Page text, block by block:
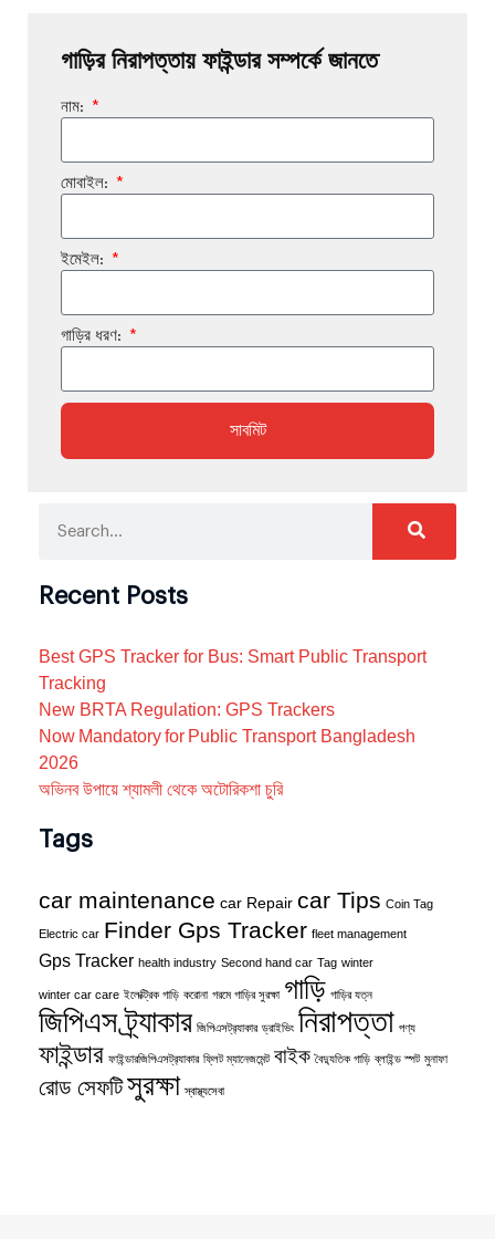
গাড়ির নিরাপত্তায় ফাইন্ডার সম্পর্কে জানতে
নাম:
মোবাইল:
ইমেইল:
গাড়ির ধরণ:
সাবমিট
Recent Posts
Best GPS Tracker for Bus: Smart Public Transport
Tracking
New BRTA Regulation: GPS Trackers
Now Mandatory for Public Transport Bangladesh
2026
অভিনব উপায়ে শ্যামলী থেকে অটোরিকশা চুরি
Tags
car maintenance car Repair car Tips Coin Tag
Electric car Finder Gps Tracker fleet management
Gps Tracker health industry Second hand car Tag winter
winter car care ইলেক্ট্রিক গাড়ি করোনা গরমে গাড়ির সুরক্ষা গাড়ি গাড়ির যত্ন
জিপিএস ট্র্যাকার জিপিএসট্র‍্যাকার ড্রাইভিং নিরাপত্তা পণ্য
ফাইন্ডার ফাইন্ডারজিপিএসট্র‍্যাকার ফ্লিট ম্যানেজমেন্ট বাইক বৈদ্যুতিক গাড়ি ব্লাইন্ড স্পট মুনাফা
রোড সেফটিসুরক্ষা স্বাস্থ্যসেবা